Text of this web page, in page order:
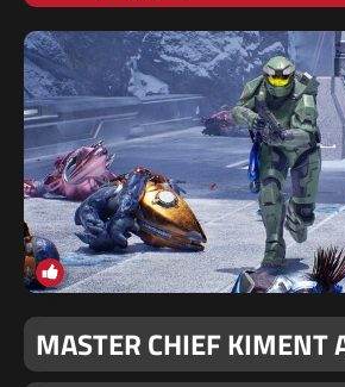
MASTER CHIEF KIMENT